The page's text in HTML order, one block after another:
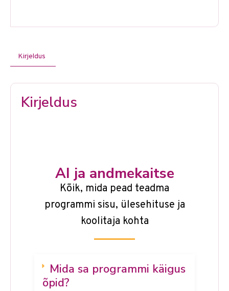
Kirjeldus
Kirjeldus
AI ja andmekaitse
Kõik, mida pead teadma
programmi sisu, ülesehituse ja
koolitaja kohta
Mida sa programmi käigus
õpid?